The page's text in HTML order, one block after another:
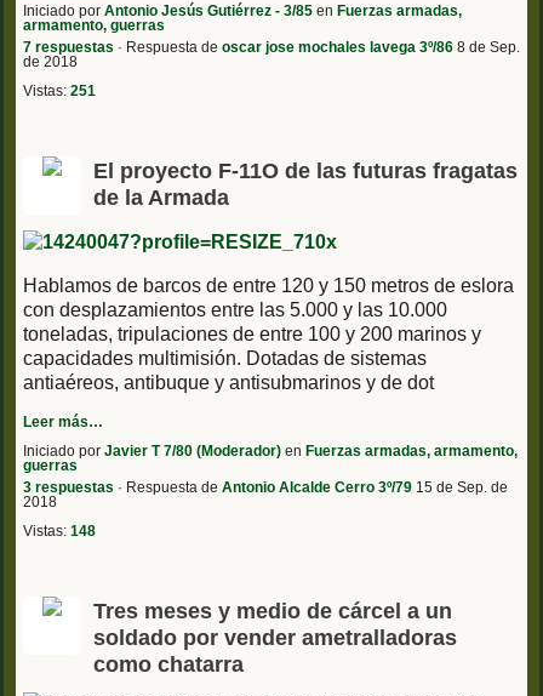
Iniciado por Antonio Jesús Gutiérrez - 3/85 en Fuerzas armadas,
armamento, guerras
7 respuestas · Respuesta de oscar jose mochales lavega 3º/86 8 de Sep.
de 2018
Vistas: 251
El proyecto F-11O de las futuras fragatas
de la Armada
Hablamos de barcos de entre 120 y 150 metros de eslora
con desplazamientos entre las 5.000 y las 10.000
toneladas, tripulaciones de entre 100 y 200 marinos y
capacidades multimisión. Dotadas de sistemas
antiaéreos, antibuque y antisubmarinos y de dot
Leer más…
Iniciado por Javier T 7/80 (Moderador) en Fuerzas armadas, armamento,
guerras
3 respuestas · Respuesta de Antonio Alcalde Cerro 3º/79 15 de Sep. de
2018
Vistas: 148
Tres meses y medio de cárcel a un
soldado por vender ametralladoras
como chatarra